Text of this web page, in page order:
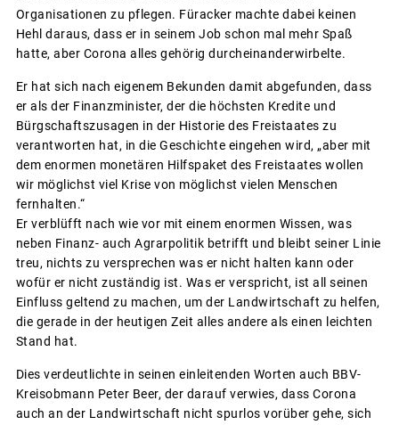
Organisationen zu pflegen. Füracker machte dabei keinen
Hehl daraus, dass er in seinem Job schon mal mehr Spaß
hatte, aber Corona alles gehörig durcheinanderwirbelte.
Er hat sich nach eigenem Bekunden damit abgefunden, dass
er als der Finanzminister, der die höchsten Kredite und
Bürgschaftszusagen in der Historie des Freistaates zu
verantworten hat, in die Geschichte eingehen wird, „aber mit
dem enormen monetären Hilfspaket des Freistaates wollen
wir möglichst viel Krise von möglichst vielen Menschen
fernhalten.“
Er verblüfft nach wie vor mit einem enormen Wissen, was
neben Finanz- auch Agrarpolitik betrifft und bleibt seiner Linie
treu, nichts zu versprechen was er nicht halten kann oder
wofür er nicht zuständig ist. Was er verspricht, ist all seinen
Einfluss geltend zu machen, um der Landwirtschaft zu helfen,
die gerade in der heutigen Zeit alles andere als einen leichten
Stand hat.
Dies verdeutlichte in seinen einleitenden Worten auch BBV-
Kreisobmann Peter Beer, der darauf verwies, dass Corona
auch an der Landwirtschaft nicht spurlos vorüber gehe, sich